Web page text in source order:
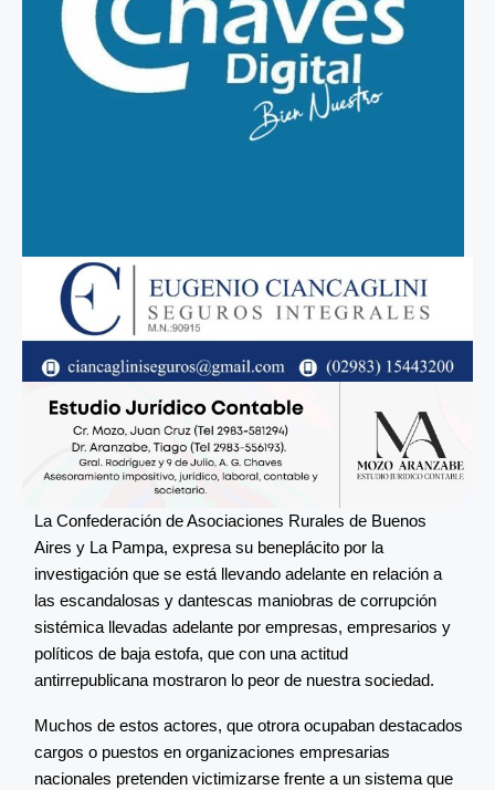
La Confederación de Asociaciones Rurales de Buenos
Aires y La Pampa, expresa su beneplácito por la
investigación que se está llevando adelante en relación a
las escandalosas y dantescas maniobras de corrupción
sistémica llevadas adelante por empresas, empresarios y
políticos de baja estofa, que con una actitud
antirrepublicana mostraron lo peor de nuestra sociedad.
Muchos de estos actores, que otrora ocupaban destacados
cargos o puestos en organizaciones empresarias
nacionales pretenden victimizarse frente a un sistema que